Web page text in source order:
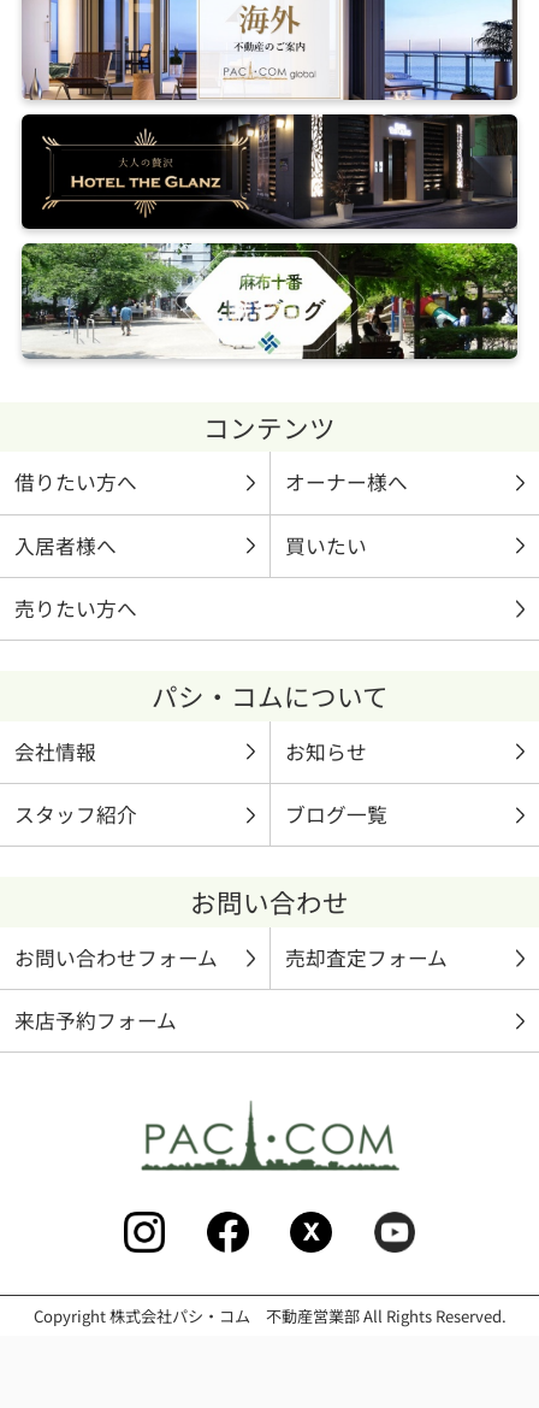
コンテンツ
借りたい方へ オーナー様へ
入居者様へ 買いたい
売りたい方へ
パシ・コムについて
会社情報 お知らせ
スタッフ紹介 ブログ一覧
お問い合わせ
お問い合わせフォーム 売却査定フォーム
来店予約フォーム
Copyright 株式会社パシ・コム 不動産営業部 All Rights Reserved.